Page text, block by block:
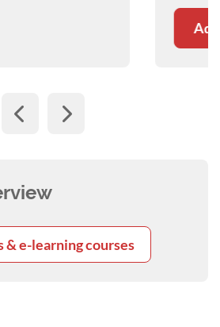
& e-learning courses